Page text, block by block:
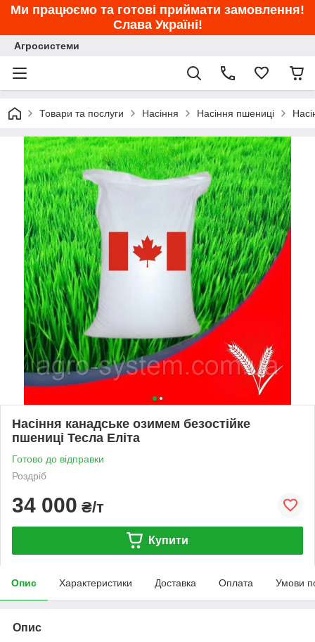
Ми працюємо та готові приймати замовлення!
Слава Україні!
Агросистеми
Товари та послуги Насіння Насіння пшениці
Насіння канадське озимем безостійке
пшениці Тесла Еліта
Готово до відправки
Роздріб
34 000 ₴/т
Купити
Опис Характеристики Доставка Оплата Умови
Опис